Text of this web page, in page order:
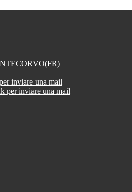
inviare una mail
per inviare una mail